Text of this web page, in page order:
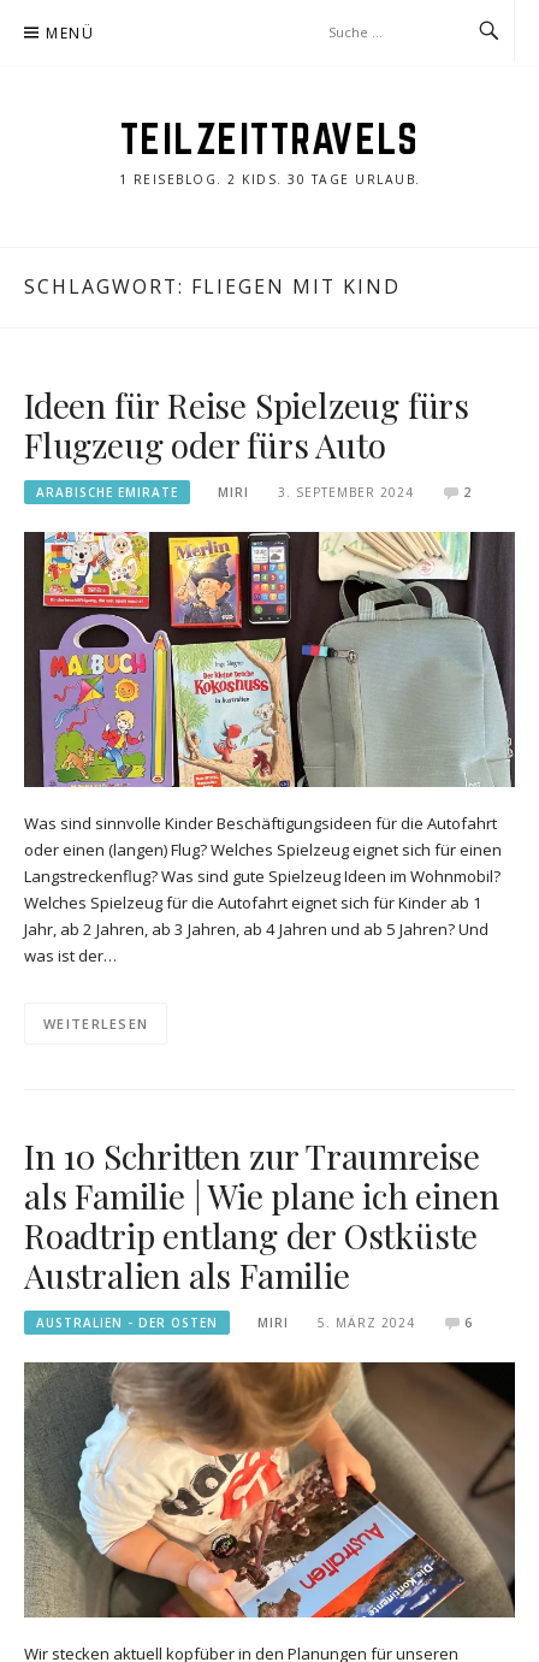
Inhalt MENÜ
TEILZEITTRAVELS
1 REISEBLOG. 2 KIDS. 30 TAGE URLAUB.
SCHLAGWORT: FLIEGEN MIT KIND
Ideen für Reise Spielzeug fürs
Flugzeug oder fürs Auto
ARABISCHE EMIRATE MIRI 3. SEPTEMBER 2024 2
Was sind sinnvolle Kinder Beschäftigungsideen für die Autofahrt
oder einen (langen) Flug? Welches Spielzeug eignet sich für einen
Langstreckenflug? Was sind gute Spielzeug Ideen im Wohnmobil?
Welches Spielzeug für die Autofahrt eignet sich für Kinder ab 1
Jahr, ab 2 Jahren, ab 3 Jahren, ab 4 Jahren und ab 5 Jahren? Und
was ist der…
WEITERLESEN
In 10 Schritten zur Traumreise
als Familie | Wie plane ich einen
Roadtrip entlang der Ostküste
Australien als Familie
AUSTRALIEN - DER OSTEN MIRI 5. MÄRZ 2024 6
Wir stecken aktuell kopfüber in den Planungen für unseren